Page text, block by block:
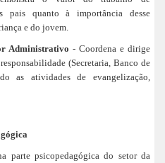
pais quanto à importância desse
e do jovem.
Administrativo - Coordena e dirige
(Secretaria, Banco de
as atividades de evangelização,
parte psicopedagógica do setor da